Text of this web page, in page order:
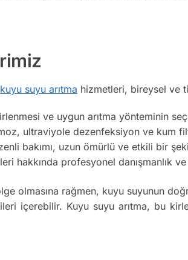
kuyu suyu arıtma hizmetleri, bireysel ve
ve uygun arıtma yönteminin
ultraviyole dezenfeksiyon ve kum
bakımı, uzun ömürlü ve etkili bir
hakkında profesyonel danışmanlık
olmasına rağmen, kuyu suyunun
içerebilir. Kuyu suyu arıtma, bu